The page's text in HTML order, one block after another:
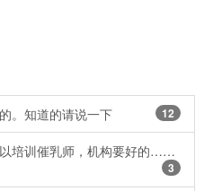
。知道的请说一下 12
培训催乳师，机构要好的……
3